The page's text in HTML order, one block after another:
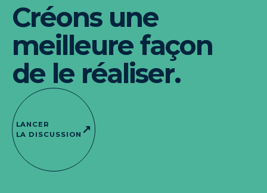
Créons une
meilleure façon
de le réaliser.
LANCER
LA DISCUSSION ↗